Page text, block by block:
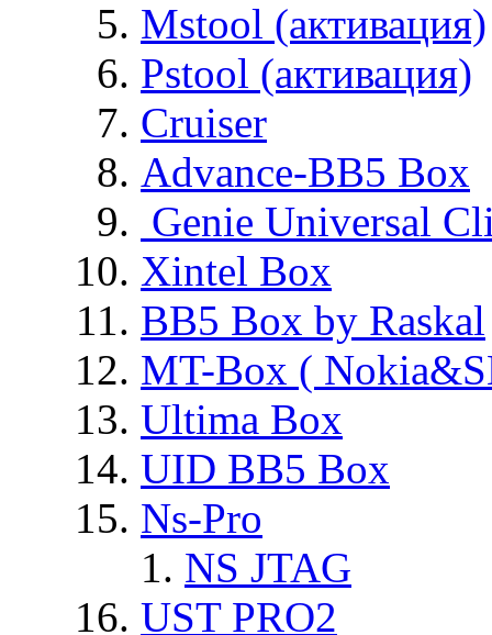
Mstool (активация)
Pstool (активация)
Cruiser
Advance-BB5 Box
Genie Universal
Xintel Box
BB5 Box by Raskal
MT-Box (
Ultima Box
UID BB5 Box
Ns-Pro
NS JTAG
UST PRO2